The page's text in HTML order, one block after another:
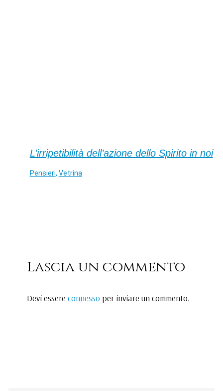
L’irripetibilità dell’azione dello Spirito in noi
Pensieri, Vetrina
Lascia un commento
Devi essere connesso per inviare un commento.